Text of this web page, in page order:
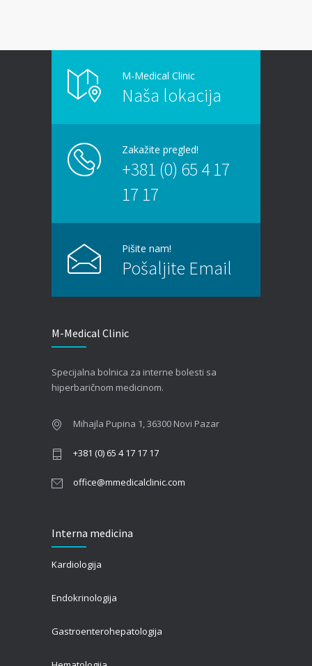
epidemija modernog doba
06/07/2026
Kako hiperbarična komora pomaže kod
zapaljenskih bolesti creva?
30/06/2026
Aritmije srca – Simptomi, dijagnostika i lečenje
Problemi sa pamćenjem: Kada zaboravnost
postaje razlog za brigu?
javiti hematologu
Kako hiperbarična komora pomaže oporavak
01/06/2026
M-Medical Clinic
Naša lokacija
Zakažite pregled!
+381 (0) 65 4 17
17 17
Pišite nam!
Pošaljite Email
M-Medical Clinic
Specijalna bolnica za interne bolesti sa
hiperbaričnom medicinom.
Mihajla Pupina 1, 36300 Novi Pazar
+381 (0) 65 4 17 17 17
office@mmedicalclinic.com
Interna medicina
Kardiologija
Endokrinologija
Gastroenterohepatologija